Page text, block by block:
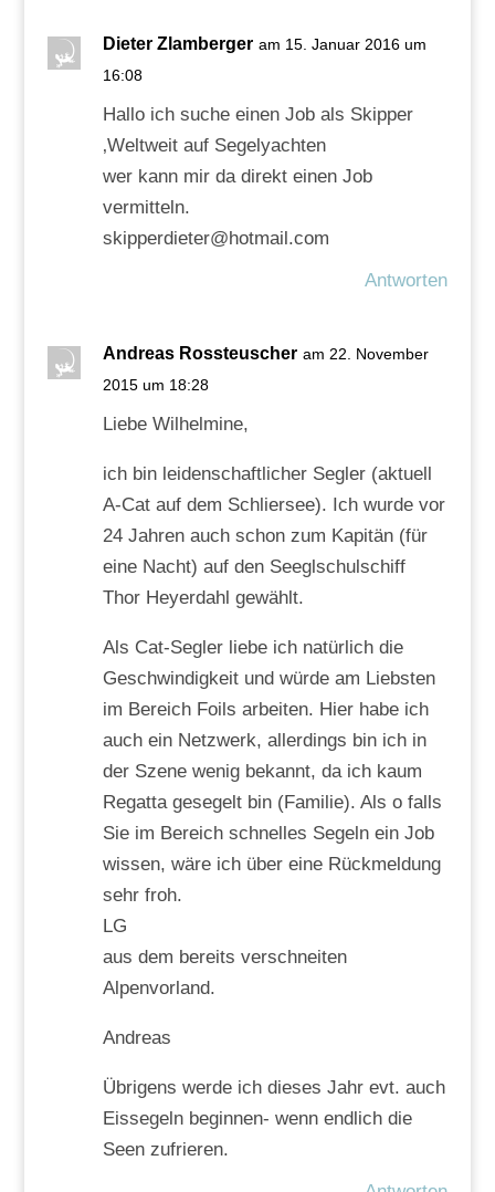
Dieter Zlamberger am 15. Januar 2016 um
16:08
Hallo ich suche einen Job als Skipper
‚Weltweit auf Segelyachten
wer kann mir da direkt einen Job
vermitteln.
skipperdieter@hotmail.com
Antworten
Andreas Rossteuscher am 22. November
2015 um 18:28
Liebe Wilhelmine,
ich bin leidenschaftlicher Segler (aktuell
A-Cat auf dem Schliersee). Ich wurde vor
24 Jahren auch schon zum Kapitän (für
eine Nacht) auf den Seeglschulschiff
Thor Heyerdahl gewählt.
Als Cat-Segler liebe ich natürlich die
Geschwindigkeit und würde am Liebsten
im Bereich Foils arbeiten. Hier habe ich
auch ein Netzwerk, allerdings bin ich in
der Szene wenig bekannt, da ich kaum
Regatta gesegelt bin (Familie). Als o falls
Sie im Bereich schnelles Segeln ein Job
wissen, wäre ich über eine Rückmeldung
sehr froh.
LG
aus dem bereits verschneiten
Alpenvorland.
Andreas
Übrigens werde ich dieses Jahr evt. auch
Eissegeln beginnen- wenn endlich die
Seen zufrieren.